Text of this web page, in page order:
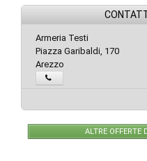
Armeria Testi
Piazza Garibaldi, 170
Arezzo
ALTRE OFFERTE